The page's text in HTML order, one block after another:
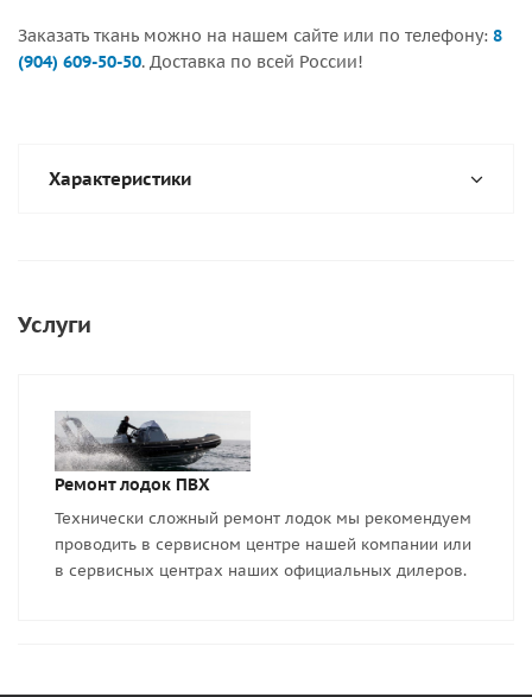
Заказать ткань можно на нашем сайте или по телефону: 8
(904) 609-50-50. Доставка по всей России!
Характеристики
Услуги
Ремонт лодок ПВХ
Технически сложный ремонт лодок мы рекомендуем
проводить в сервисном центре нашей компании или
в сервисных центрах наших официальных дилеров.